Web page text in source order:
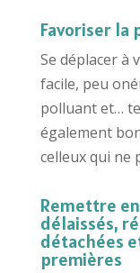
Favoriser la
Se déplacer à
facile, peu
polluant et…
également
celleux qui ne
Remettre
délaissés,
détachées
premières